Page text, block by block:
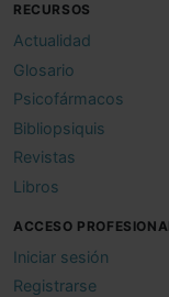
RECURSOS
Actualidad
Glosario
Psicofármacos
Bibliopsiquis
Revistas
Libros
ACCESO
Iniciar sesión
Registrarse